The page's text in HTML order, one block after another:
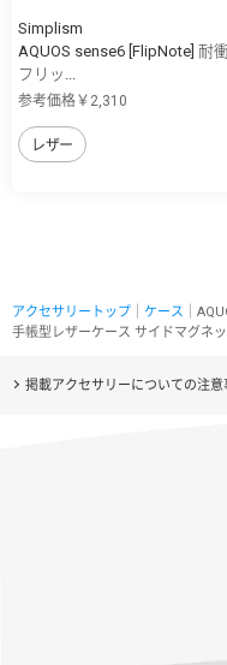
Simplism
AQUOS sense6 [FlipNote] 耐
フリッ...
参考価格￥2,310
レザー
アクセサリートップ ケース ｜
手帳型レザーケース サイドマグネッ
掲載アクセサリーについての注意